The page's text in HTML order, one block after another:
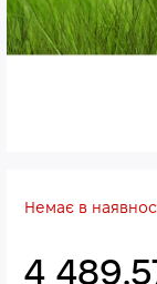
Немає в
4